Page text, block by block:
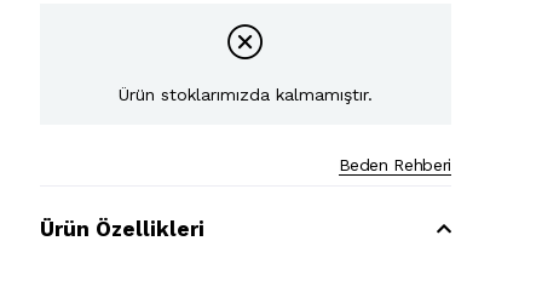
Ürün stoklarımızda kalmamıştır.
Beden Rehberi
Ürün Özellikleri